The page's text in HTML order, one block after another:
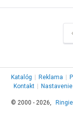
Katalóg Reklama
Kontakt
© 2000 - 2026,